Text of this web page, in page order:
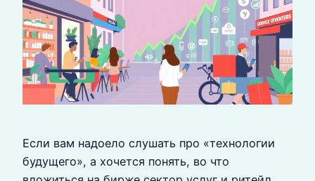
Если вам надоело слушать про «технологии
будущего», а хочется понять, во что